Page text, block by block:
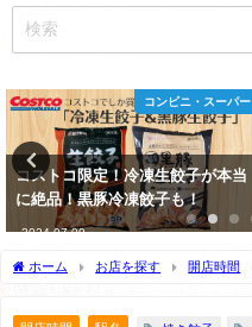
駅名
デートにオススメ！東京で餃子が
美味しいお店5選
2023-05-28
ホーム お店を探す 開店時間